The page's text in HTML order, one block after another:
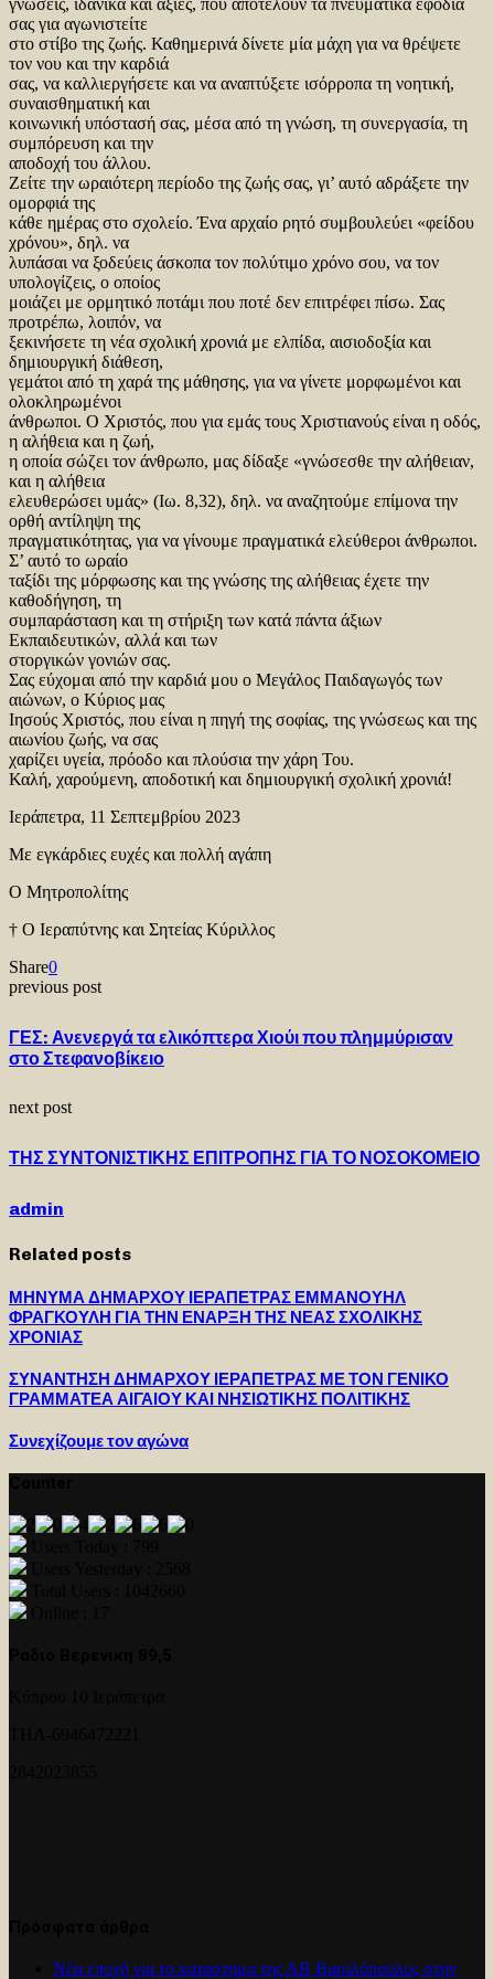
σας για αγωνιστείτε
στο στίβο της ζωής. Καθημερινά δίνετε μία μάχη για να θρέψετε
τον νου και την καρδιά
σας, να καλλιεργήσετε και να αναπτύξετε ισόρροπα τη νοητική,
συναισθηματική και
κοινωνική υπόστασή σας, μέσα από τη γνώση, τη συνεργασία, τη
συμπόρευση και την
αποδοχή του άλλου.
Ζείτε την ωραιότερη περίοδο της ζωής σας, γι’ αυτό αδράξετε την
ομορφιά της
κάθε ημέρας στο σχολείο. Ένα αρχαίο ρητό συμβουλεύει «φείδου
χρόνου», δηλ. να
λυπάσαι να ξοδεύεις άσκοπα τον πολύτιμο χρόνο σου, να τον
υπολογίζεις, ο οποίος
μοιάζει με ορμητικό ποτάμι που ποτέ δεν επιτρέφει πίσω. Σας
προτρέπω, λοιπόν, να
ξεκινήσετε τη νέα σχολική χρονιά με ελπίδα, αισιοδοξία και
δημιουργική διάθεση,
γεμάτοι από τη χαρά της μάθησης, για να γίνετε μορφωμένοι και
ολοκληρωμένοι
άνθρωποι. Ο Χριστός, που για εμάς τους Χριστιανούς είναι η οδός,
η αλήθεια και η ζωή,
η οποία σώζει τον άνθρωπο, μας δίδαξε «γνώσεσθε την αλήθειαν,
και η αλήθεια
ελευθερώσει υμάς» (Ιω. 8,32), δηλ. να αναζητούμε επίμονα την
ορθή αντίληψη της
πραγματικότητας, για να γίνουμε πραγματικά ελεύθεροι άνθρωποι.
Σ’ αυτό το ωραίο
ταξίδι της μόρφωσης και της γνώσης της αλήθειας έχετε την
καθοδήγηση, τη
συμπαράσταση και τη στήριξη των κατά πάντα άξιων
Εκπαιδευτικών, αλλά και των
στοργικών γονιών σας.
Σας εύχομαι από την καρδιά μου ο Μεγάλος Παιδαγωγός των
αιώνων, ο Κύριος μας
Ιησούς Χριστός, που είναι η πηγή της σοφίας, της γνώσεως και της
αιωνίου ζωής, να σας
χαρίζει υγεία, πρόοδο και πλούσια την χάρη Του.
Καλή, χαρούμενη, αποδοτική και δημιουργική σχολική χρονιά!
Ιεράπετρα, 11 Σεπτεμβρίου 2023
Με εγκάρδιες ευχές και πολλή αγάπη
Ο Μητροπολίτης
† Ο Ιεραπύτνης και Σητείας Κύριλλος
Share0
previous post
ΓΕΣ: Ανενεργά τα ελικόπτερα Χιούι που πλημμύρισαν
στο Στεφανοβίκειο
next post
ΤΗΣ ΣΥΝΤΟΝΙΣΤΙΚΗΣ ΕΠΙΤΡΟΠΗΣ ΓΙΑ ΤΟ ΝΟΣΟΚΟΜΕΙΟ
admin
Related posts
ΜΗΝΥΜΑ ΔΗΜΑΡΧΟΥ ΙΕΡΑΠΕΤΡΑΣ ΕΜΜΑΝΟΥΗΛ
ΦΡΑΓΚΟΥΛΗ ΓΙΑ ΤΗΝ ΕΝΑΡΞΗ ΤΗΣ ΝΕΑΣ ΣΧΟΛΙΚΗΣ
ΧΡΟΝΙΑΣ
ΣΥΝΑΝΤΗΣΗ ΔΗΜΑΡΧΟΥ ΙΕΡΑΠΕΤΡΑΣ ΜΕ ΤΟΝ ΓΕΝΙΚΟ
ΓΡΑΜΜΑΤΕΑ ΑΙΓΑΙΟΥ ΚΑΙ ΝΗΣΙΩΤΙΚΗΣ ΠΟΛΙΤΙΚΗΣ
Συνεχίζουμε τον αγώνα
Νέα εποχή για το καταστημα της ΑΒ Βασιλόπουλος στην